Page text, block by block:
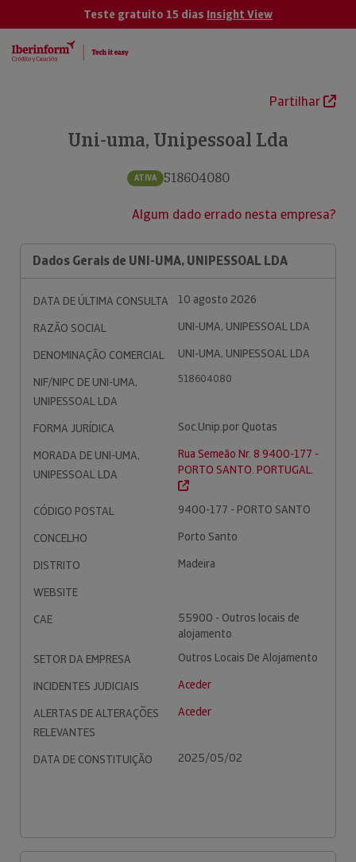
Teste gratuito 15 dias Insight View
Partilhar
Uni-uma, Unipessoal Lda
ATIVA 518604080
Algum dado errado nesta empresa?
Dados Gerais de UNI-UMA, UNIPESSOAL LDA
DATA DE ÚLTIMA CONSULTA
10 agosto 2026
RAZÃO SOCIAL
UNI-UMA, UNIPESSOAL LDA
DENOMINAÇÃO COMERCIAL
UNI-UMA, UNIPESSOAL LDA
NIF/NIPC DE UNI-UMA,
UNIPESSOAL LDA
518604080
FORMA JURÍDICA
Soc.Unip.por Quotas
MORADA DE UNI-UMA,
UNIPESSOAL LDA
Rua Semeão Nr. 8 9400-177 -
PORTO SANTO. PORTUGAL.
CÓDIGO POSTAL
9400-177 - PORTO SANTO
CONCELHO
Porto Santo
DISTRITO
Madeira
WEBSITE
CAE
55900 - Outros locais de
alojamento
SETOR DA EMPRESA
Outros Locais De Alojamento
INCIDENTES JUDICIAIS
Aceder
ALERTAS DE ALTERAÇÕES
RELEVANTES
Aceder
DATA DE CONSTITUIÇÃO 2025/05/02